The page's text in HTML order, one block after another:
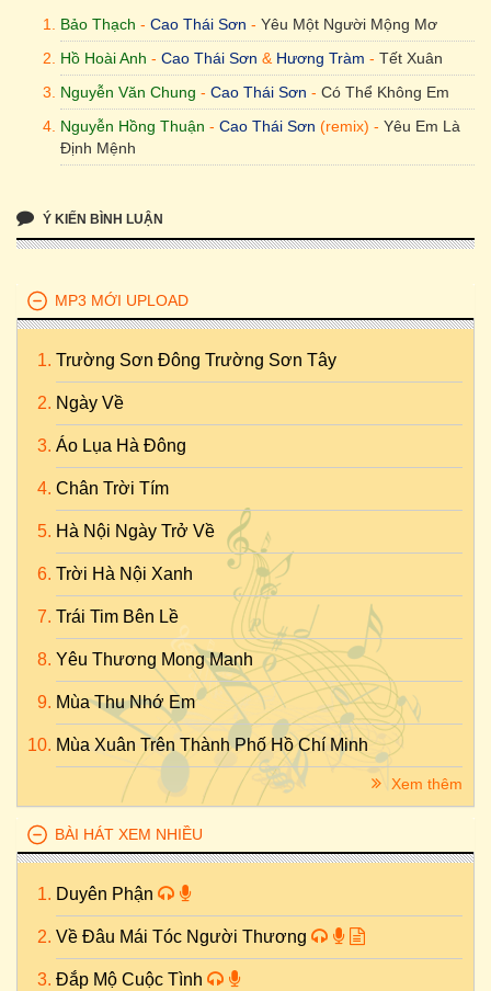
Bảo Thạch - Cao Thái Sơn - Yêu Một Người Mộng Mơ
Hồ Hoài Anh - Cao Thái Sơn & Hương Tràm - Tết Xuân
Nguyễn Văn Chung - Cao Thái Sơn - Có Thể Không Em
Nguyễn Hồng Thuận - Cao Thái Sơn (remix) - Yêu Em Là
Định Mệnh
Ý KIẾN BÌNH LUẬN
MP3 MỚI UPLOAD
Trường Sơn Đông Trường Sơn Tây
Ngày Về
Áo Lụa Hà Đông
Chân Trời Tím
Hà Nội Ngày Trở Về
Trời Hà Nội Xanh
Trái Tim Bên Lề
Yêu Thương Mong Manh
Mùa Thu Nhớ Em
Mùa Xuân Trên Thành Phố Hồ Chí Minh
Xem thêm
BÀI HÁT XEM NHIỀU
Duyên Phận
Về Đâu Mái Tóc Người Thương
Đắp Mộ Cuộc Tình